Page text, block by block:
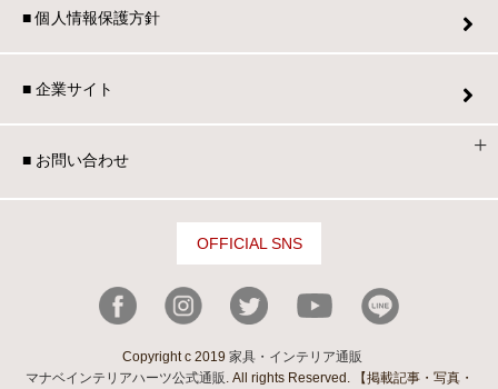
■ 個人情報保護方針
■ 企業サイト
■ お問い合わせ
OFFICIAL SNS
Copyright c 2019 家具・インテリア通販
マナベインテリアハーツ公式通販 . All rights Reserved. 【掲載記事・写真・